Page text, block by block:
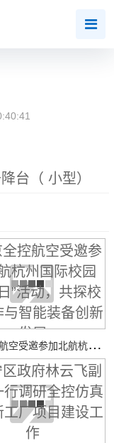
台（ 小型）
南
京全控航空受邀参加北航杭州国际校园“中西日”活动，共探校企合作与智能装备创新发展